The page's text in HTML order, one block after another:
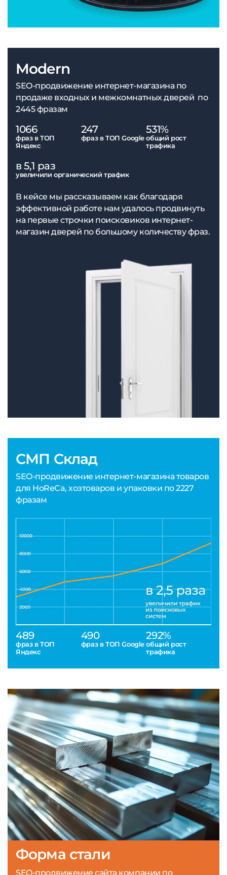
СМП Склад
SEO-продвижение интернет-магазина товаров
для HoReCa, хозтоваров и упаковки по 2227
фразам
489
фраз в ТОП
Яндекс
490
фраз в ТОП Google
292%
общий рост
трафика
Modern
SEO-продвижение интернет-магазина по
продаже входных и межкомнатных дверей по
2445 фразам
1066
фраз в ТОП
Яндекс
247
фраз в ТОП Google
531%
общий рост
трафика
в 5,1 раз
увеличили органический трафик
В кейсе мы рассказываем как благодаря
эффективной работе нам удалось продвинуть
на первые строчки поисковиков интернет-
магазин дверей по большому количеству фраз.
Форма стали
SEO-продвижение сайта компании по